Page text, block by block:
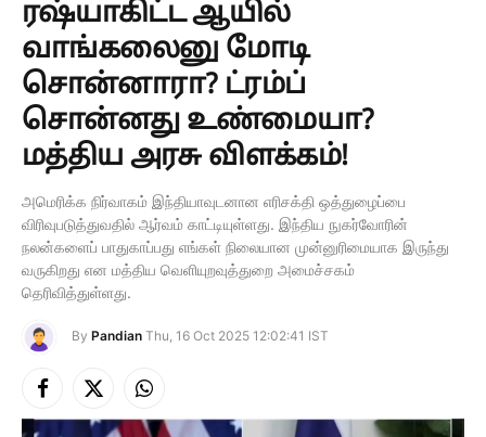
ரஷ்யாகிட்ட ஆயில்
வாங்கலைனு மோடி
சொன்னாரா? ட்ரம்ப்
சொன்னது உண்மையா?
மத்திய அரசு விளக்கம்!
அமெரிக்க நிர்வாகம் இந்தியாவுடனான எரிசக்தி ஒத்துழைப்பை
விரிவுபடுத்துவதில் ஆர்வம் காட்டியுள்ளது. இந்திய நுகர்வோரின்
நலன்களைப் பாதுகாப்பது எங்கள் நிலையான முன்னுரிமையாக இருந்து
வருகிறது என மத்திய வெளியுறவுத்துறை அமைச்சகம்
தெரிவித்துள்ளது.
By Pandian Thu, 16 Oct 2025 12:02:41 IST
Facebook
X
(Twitter)
Instagram